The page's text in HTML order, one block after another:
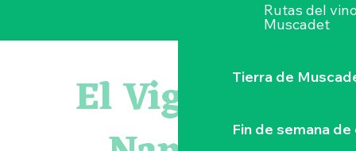
Rutas del
Muscadet
Tierra de
Fin de semana
Visite guidée « Histoire d'un jardin pittoresque »
« Sous nos yeux », regards sur les paysages du Vignoble
Le bleu dans tous ses états
Visites guidées expo « Veduta, les palais oubliés d'Italie »
El Vignoble